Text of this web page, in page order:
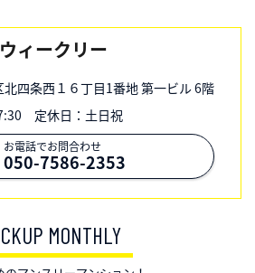
ィークリー
四条西１６丁目1番地 第一ビル 6階
定休日：土日祝
お電話でお問合わせ
050-7586-2353
MONTHLY